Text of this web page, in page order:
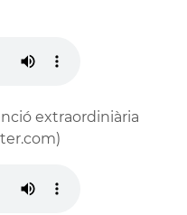
extraordiniària